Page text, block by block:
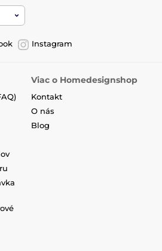
Instagram
Viac o Homedesignshop
Kontakt
O nás
Blog